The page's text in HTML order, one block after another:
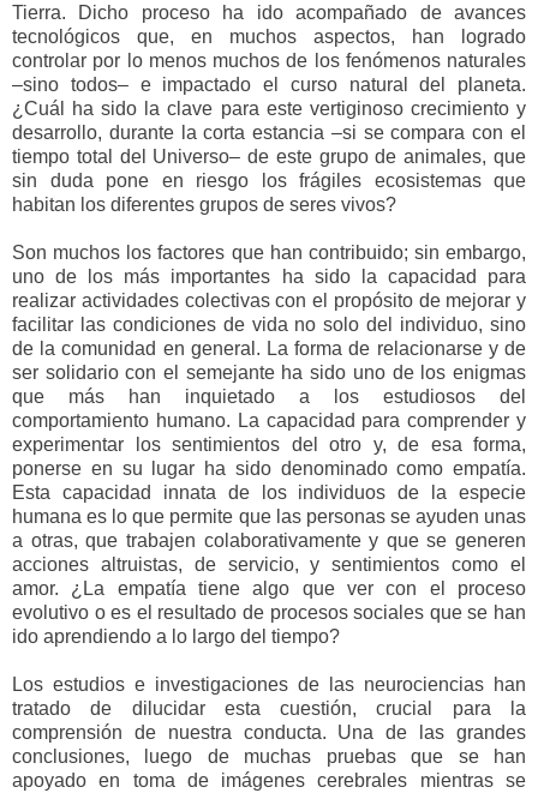
Tierra. Dicho proceso ha ido acompañado de avances
tecnológicos que, en muchos aspectos, han logrado
controlar por lo menos muchos de los fenómenos naturales
–sino todos– e impactado el curso natural del planeta.
¿Cuál ha sido la clave para este vertiginoso crecimiento y
desarrollo, durante la corta estancia –si se compara con el
tiempo total del Universo– de este grupo de animales, que
sin duda pone en riesgo los frágiles ecosistemas que
habitan los diferentes grupos de seres vivos?
Son muchos los factores que han contribuido; sin embargo,
uno de los más importantes ha sido la capacidad para
realizar actividades colectivas con el propósito de mejorar y
facilitar las condiciones de vida no solo del individuo, sino
de la comunidad en general. La forma de relacionarse y de
ser solidario con el semejante ha sido uno de los enigmas
que más han inquietado a los estudiosos del
comportamiento humano. La capacidad para comprender y
experimentar los sentimientos del otro y, de esa forma,
ponerse en su lugar ha sido denominado como empatía.
Esta capacidad innata de los individuos de la especie
humana es lo que permite que las personas se ayuden unas
a otras, que trabajen colaborativamente y que se generen
acciones altruistas, de servicio, y sentimientos como el
amor. ¿La empatía tiene algo que ver con el proceso
evolutivo o es el resultado de procesos sociales que se han
ido aprendiendo a lo largo del tiempo?
Los estudios e investigaciones de las neurociencias han
tratado de dilucidar esta cuestión, crucial para la
comprensión de nuestra conducta. Una de las grandes
conclusiones, luego de muchas pruebas que se han
apoyado en toma de imágenes cerebrales mientras se